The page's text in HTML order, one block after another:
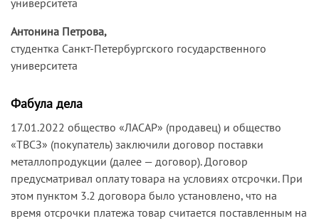
Антонина Петрова,
студентка Санкт-Петербургского государственного
университета
Фабула дела
17.01.2022 общество «ЛАСАР» (продавец) и общество
«ТВСЗ» (покупатель) заключили договор поставки
металлопродукции (далее — договор). Договор
предусматривал оплату товара на условиях отсрочки. При
этом пунктом 3.2 договора было установлено, что на
время отсрочки платежа товар считается поставленным на